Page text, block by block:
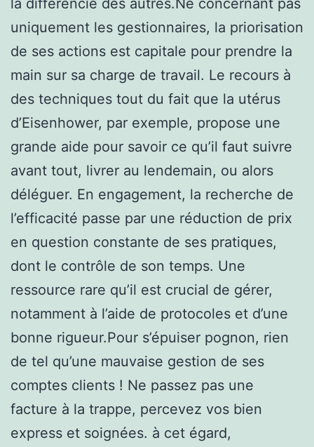
uniquement les gestionnaires, la priorisation
de ses actions est capitale pour prendre la
main sur sa charge de travail. Le recours à
des techniques tout du fait que la utérus
d’Eisenhower, par exemple, propose une
grande aide pour savoir ce qu’il faut suivre
avant tout, livrer au lendemain, ou alors
déléguer. En engagement, la recherche de
l’efficacité passe par une réduction de prix
en question constante de ses pratiques,
dont le contrôle de son temps. Une
ressource rare qu’il est crucial de gérer,
notamment à l’aide de protocoles et d’une
bonne rigueur.Pour s’épuiser pognon, rien
de tel qu’une mauvaise gestion de ses
comptes clients ! Ne passez pas une
facture à la trappe, percevez vos bien
express et soignées. à cet égard,